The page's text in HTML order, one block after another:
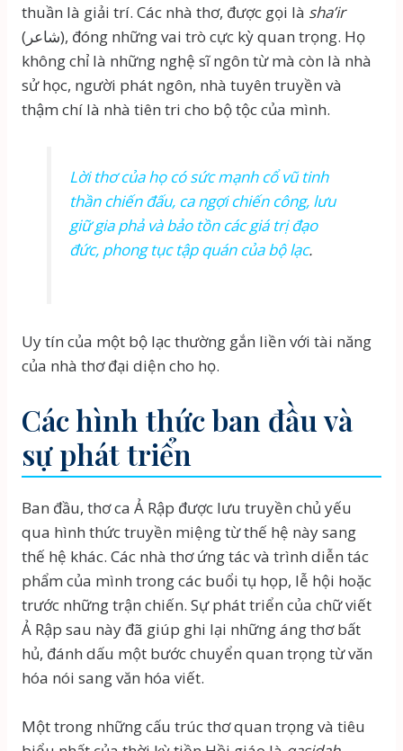
thuần là giải trí. Các nhà thơ, được gọi là sha’ir
(شاعر), đóng những vai trò cực kỳ quan trọng. Họ
không chỉ là những nghệ sĩ ngôn từ mà còn là nhà
sử học, người phát ngôn, nhà tuyên truyền và
thậm chí là nhà tiên tri cho bộ tộc của mình.
Lời thơ của họ có sức mạnh cổ vũ tinh
thần chiến đấu, ca ngợi chiến công, lưu
giữ gia phả và bảo tồn các giá trị đạo
đức, phong tục tập quán của bộ lạc.
Uy tín của một bộ lạc thường gắn liền với tài năng
của nhà thơ đại diện cho họ.
Các hình thức ban đầu và
sự phát triển
Ban đầu, thơ ca Ả Rập được lưu truyền chủ yếu
qua hình thức truyền miệng từ thế hệ này sang
thế hệ khác. Các nhà thơ ứng tác và trình diễn tác
phẩm của mình trong các buổi tụ họp, lễ hội hoặc
trước những trận chiến. Sự phát triển của chữ viết
Ả Rập sau này đã giúp ghi lại những áng thơ bất
hủ, đánh dấu một bước chuyển quan trọng từ văn
hóa nói sang văn hóa viết.
Một trong những cấu trúc thơ quan trọng và tiêu